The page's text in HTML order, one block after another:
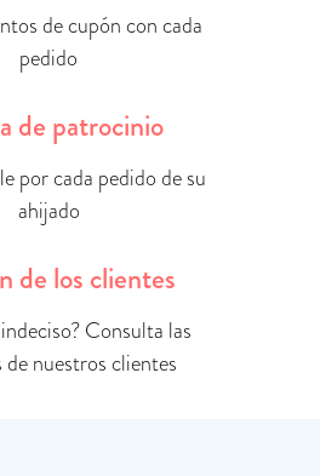
de cupón con cada
pedido
de patrocinio
por cada pedido de su
ahijado
de los clientes
Consulta las
de nuestros clientes